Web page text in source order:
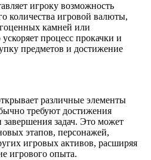
игроку возможность
количества игровой валюты,
камней или
процесс прокачки и
предметов и достижение
различные элементы
требуют достижения
задач. Это может
этапов, персонажей,
игровых активов, расширяя
игрового опыта.